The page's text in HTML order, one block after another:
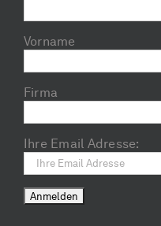
Vorname
Firma
Ihre Email Adresse: